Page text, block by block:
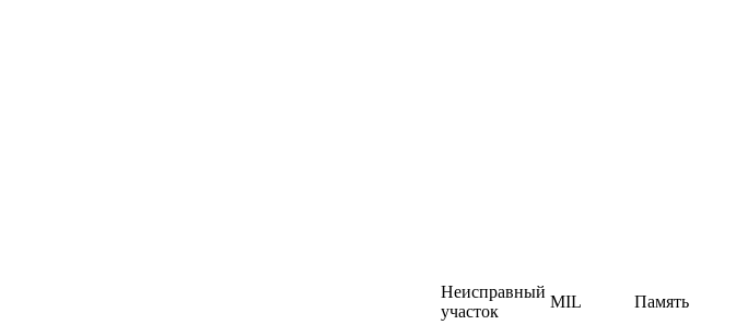
Неисправный
участок
MIL Память